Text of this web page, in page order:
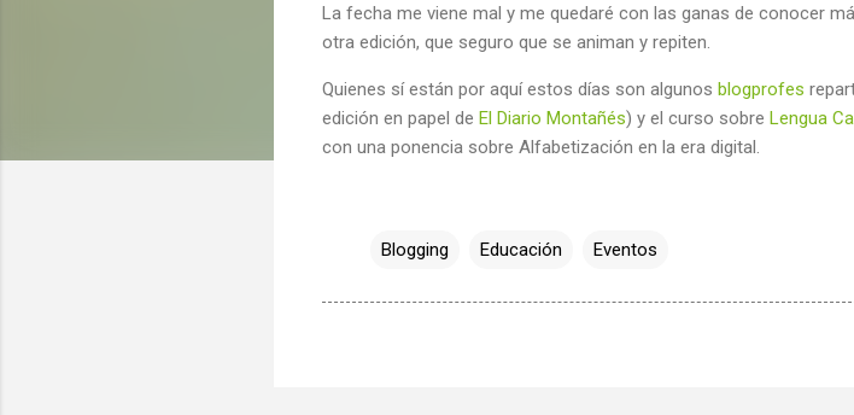
La fecha me viene mal y me quedaré con las ganas de conocer
otra edición, que seguro que se animan y repiten.
Quienes sí están por aquí estos días son algunos blogprofes
edición en papel de El Diario Montañés) y el curso sobre Lengua
con una ponencia sobre Alfabetización en la era digital.
Blogging Educación Eventos